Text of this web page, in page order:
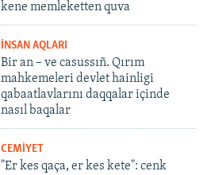
kene memleketten quva
İNSAN AQLARI
Bir an – ve casussıñ. Qırım
mahkemeleri devlet hainligi
qabaatlavlarını daqqalar içinde
nasıl baqalar
CEMİYET
"Er kes qaça, er kes kete": cenk